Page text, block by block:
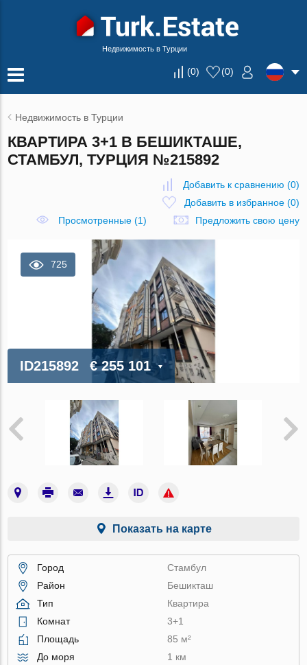
Недвижимость в Турции
(0) (0)
Недвижимость в Турции
КВАРТИРА 3+1 В БЕШИКТАШЕ,
СТАМБУЛ, ТУРЦИЯ №215892
Добавить к сравнению (0)
Добавить в избранное(0)
Просмотренные (1)
Предложить свою цену
725
ID215892 € 255 101
Показать на карте
Город
Стамбул
Район
Бешикташ
Тип
Квартира
Комнат
3+1
Площадь
85 м²
До моря
1 км